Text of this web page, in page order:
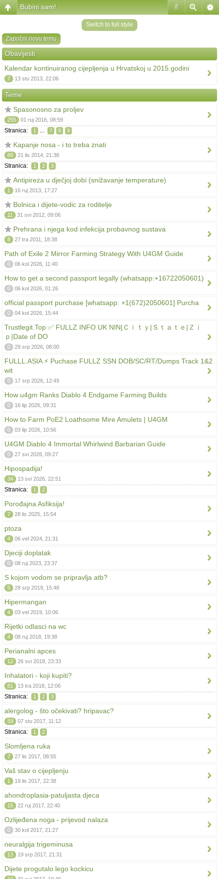
#
Bubini sam!
Switch to full style
Započni novu temu
Obavijesti
Kalendar kontinuiranog cijepljenja u Hrvatskoj u 2015.godini
7 13 stu 2013, 22:06
Teme
Spasonosno za proljev
255 01 ruj 2016, 08:59
Stranica: 1 ... 7 8 9
Kapanje nosa - i to treba znati
89 21 lis 2014, 21:38
Stranica: 1 2 3
Antipireza u dječjoj dobi (snižavanje temperature)
1 16 ruj 2013, 17:27
Bolnica i dijete-vodic za roditelje
11 31 svi 2012, 09:06
Prehrana i njega kod infekcija probavnog sustava
8 27 tra 2011, 18:38
Path of Exile 2 Mirror Farming Strategy With U4GM Guide
0 06 kol 2026, 11:40
How to get a second passport legally (whatsapp:+16722050601)
0 06 kol 2026, 01:26
official passport purchase [whatsapp: +1(672)2050601] Purcha
0 04 kol 2026, 15:44
Trustlegit.Top ✅ FULLZ INFO UK NIN|Ｃｉｔｙ|Ｓｔａｔｅ|Ｚｉ
ｐ|Date of DO
0 29 srp 2026, 08:00
FULLL.ASIA ⚡ Puchase FULLZ SSN DOB/SC/RT/Dumps Track 1&2
wit
0 17 srp 2026, 12:49
How u4gm Ranks Diablo 4 Endgame Farming Builds
0 16 lip 2026, 09:31
How to Farm PoE2 Loathsome Mire Amulets | U4GM
0 03 lip 2026, 10:56
U4GM Diablo 4 Immortal Whirlwind Barbarian Guide
0 27 svi 2026, 09:27
Hipospadija!
34 13 svi 2026, 22:51
Stranica: 1 2
Porođajna Asfiksija!
7 28 lis 2025, 15:54
ptoza
4 06 vel 2024, 21:31
Djeciji doplatak
0 08 ruj 2023, 23:37
S kojom vodom se pripravlja atb?
5 28 srp 2019, 15:48
Hipermangan
4 03 vel 2019, 10:06
Rijetki odlasci na wc
4 08 ruj 2018, 19:38
Perianalni apces
12 26 svi 2018, 23:33
Inhalatori - koji kupiti?
81 13 tra 2018, 12:06
Stranica: 1 2 3
alergolog - što očekivati? hripavac?
59 07 stu 2017, 11:12
Stranica: 1 2
Slomljena ruka
7 27 lis 2017, 08:55
Vaš stav o cijepljenju
1 19 lis 2017, 22:38
ahondroplasia-patuljasta djeca
15 22 ruj 2017, 22:40
Ozlijeđena noga - prijevod nalaza
0 30 kol 2017, 21:27
neuralgija trigeminusa
13 19 srp 2017, 21:31
Dijete progutalo lego kockicu